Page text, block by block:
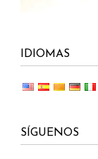
IDIOMAS
SÍGUENOS